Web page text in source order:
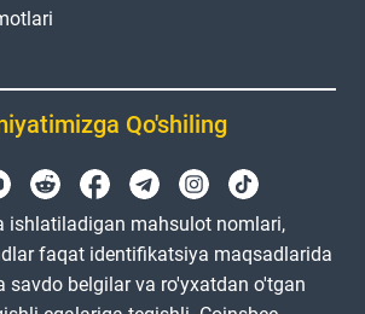
Qo'shiling
ishlatiladigan mahsulot nomlari,
faqat identifikatsiya maqsadlarida
savdo belgilar va ro'yxatdan o'tgan